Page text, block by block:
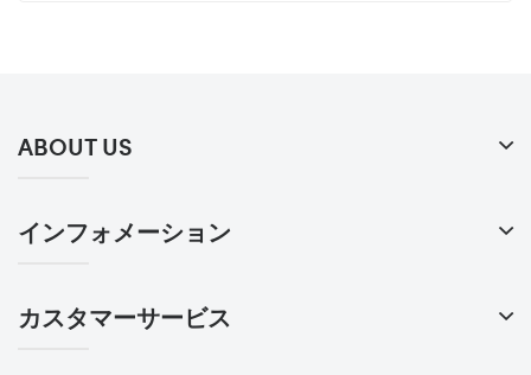
ABOUT US
インフォメーション
カスタマーサービス